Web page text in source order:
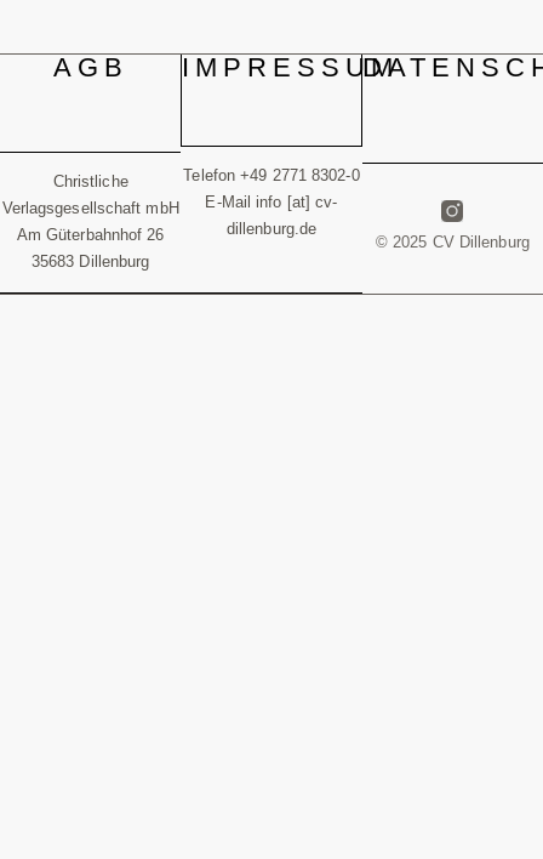
AGB
Christliche
Verlagsgesellschaft mbH
Am Güterbahnhof 26
35683 Dillenburg
IMPRESSUM
Telefon +49 2771 8302-0
E-Mail info [at] cv-
dillenburg.de
© 2025 CV Dillenburg